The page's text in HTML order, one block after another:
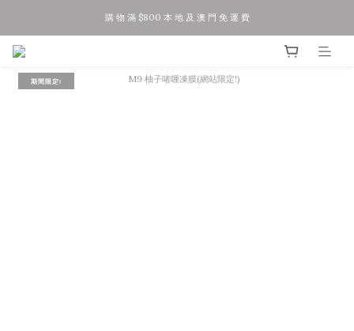
夏 日 優 惠 正 式 開 始!!
購 物 滿 $800 本 地 及 澳 門 免 運 費
今 日 落 單 聽 日 寄 出 / 星 期 五 六 日 訂 單 下 星 期 一 二 寄 出
期間限定!